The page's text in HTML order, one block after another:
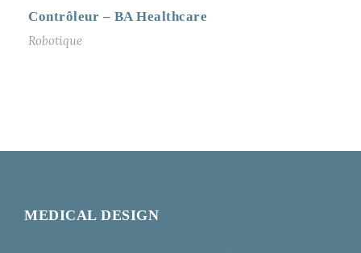
Contrôleur – BA Healthcare
Robotique
MEDICAL DESIGN